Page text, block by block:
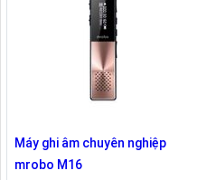
Máy ghi âm chuyên nghiệp
mrobo M16